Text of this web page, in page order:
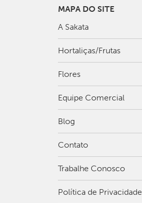
MAPA DO SITE
A Sakata
Hortaliças/Frutas
Flores
Equipe Comercial
Blog
Contato
Trabalhe Conosco
Política de Privacidade